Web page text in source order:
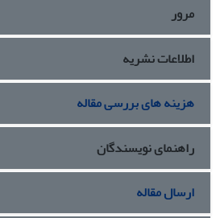
مرور
اطلاعات نشریه
هزینه های بررسی مقاله
راهنمای نویسندگان
ارسال مقاله